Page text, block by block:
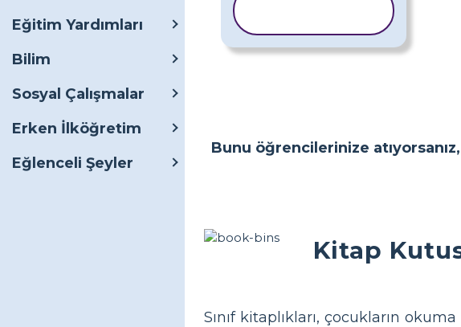
Eğitim Yardımları
Bilim
Sosyal Çalışmalar
Erken İlköğretim
Eğlenceli Şeyler
Bunu öğrencilerinize
Kitap
Sınıf kitaplıkları, çocukların